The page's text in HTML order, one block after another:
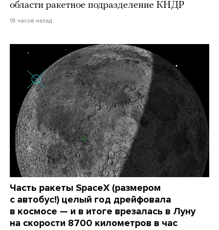
области ракетное подразделение КНДР
18 часов назад
Часть ракеты SpaceX (размером
с автобус!) целый год дрейфовала
в космосе — и в итоге врезалась в Луну
на скорости 8700 километров в час